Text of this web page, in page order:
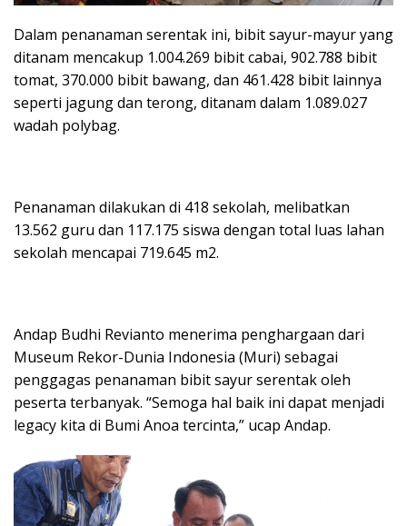
Dalam penanaman serentak ini, bibit sayur-mayur yang
ditanam mencakup 1.004.269 bibit cabai, 902.788 bibit
tomat, 370.000 bibit bawang, dan 461.428 bibit lainnya
seperti jagung dan terong, ditanam dalam 1.089.027
wadah polybag.
Penanaman dilakukan di 418 sekolah, melibatkan
13.562 guru dan 117.175 siswa dengan total luas lahan
sekolah mencapai 719.645 m2.
Andap Budhi Revianto menerima penghargaan dari
Museum Rekor-Dunia Indonesia (Muri) sebagai
penggagas penanaman bibit sayur serentak oleh
peserta terbanyak. “Semoga hal baik ini dapat menjadi
legacy kita di Bumi Anoa tercinta,” ucap Andap.